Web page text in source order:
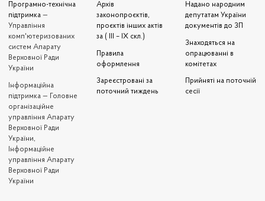
Програмно-технічна
підтримка —
Управління
комп'ютеризованих
систем Апарату
Верховної Ради
України
Iнформаційна
підтримка — Головне
організаційне
управління Апарату
Верховної Ради
України,
Інформаційне
управління Апарату
Верховної Ради
України
Архів
законопроєктів,
проєктів інших актів
за ( III – IX скл.)
Правила
оформлення
Зареєстровані за
поточний тиждень
Надано народним
депутатам України
документів до ЗП
Знаходяться на
опрацюванні в
комітетах
Прийняті на поточній
сесії